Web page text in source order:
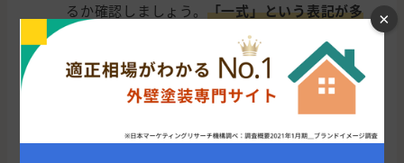
るか確認しましょう。 「一式」という表記が多
い場合は、内訳を詳しく説明してもらう
しましょう。
塗料の種類と量：使用する塗料の種類と量が明
記されているか確認しましょう。
よって耐久性や価格が異なるため、業者に詳し
×